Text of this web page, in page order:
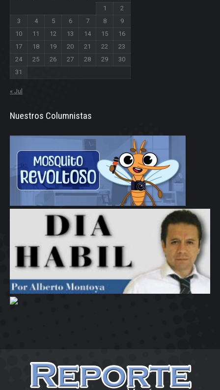
1
2
3
4 5 6 7 8
9
10
11 12 13 14 15
16
17
18 19 20 21 22
23
24
25 26 27 28 29
30
31
« Jul
Nuestros Columnistas